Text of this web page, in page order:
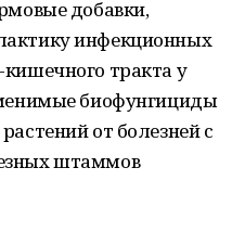
добавки,
инфекционных
тракта у
биофунгициды
от болезней с
штаммов